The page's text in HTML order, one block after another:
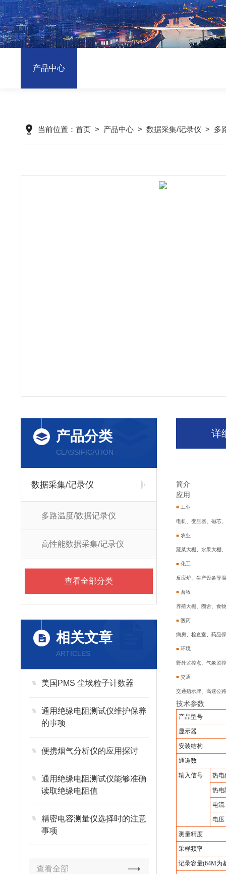
产品中心
当前位置： 首页> 产品中心> 数据采集/记录仪 > 多
产品分类
CLASSIFICATION
数据采集/记录仪
多路温度/数据记录仪
高性能数据采集/记录仪
查看全部分类
相关文章
ARTICLES
美国PMS 尘埃粒子计数器
通用绝缘电阻测试仪维护保养
的事项
便携烟气分析仪的应用探讨
通用绝缘电阻测试仪能够准确
读取绝缘电阻值
精密电容测量仪选择时的注意
事项
查看全部
详
简介
应用
■ 工业
电机、变压器、磁芯
■ 农业
蔬菜大棚、水果大棚
■ 化工
反应炉、生产设备等
■ 畜牧
养殖大棚、圈舍、食
■ 医药
病房、检查室、药品
■ 环境
野外监控点、气象监
■ 交通
交通指示牌、高速公
技术参数
产品型号
显示器
安装结构
通道数
输入信号 热电
热电
电流
电压
测量精度
采样频率
记录容量(64M为